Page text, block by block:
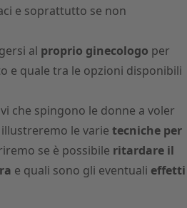
e soprattutto se non
al proprio ginecologo per
e quale tra le opzioni disponibili
che spingono le donne a voler
le varie tecniche per
se è possibile ritardare il
e quali sono gli eventuali effetti